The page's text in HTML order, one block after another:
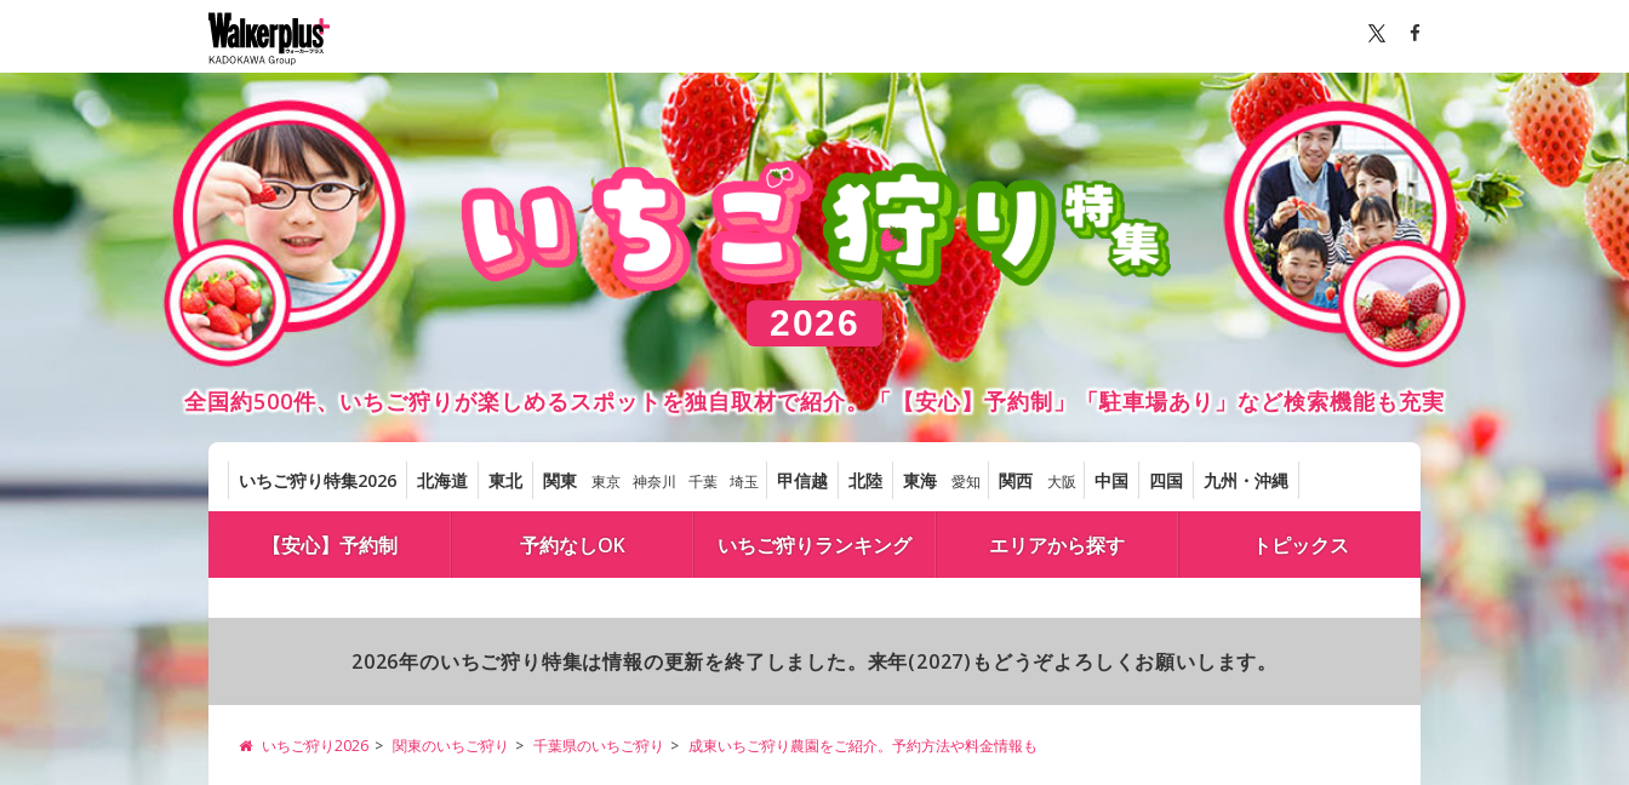
2026
全国約500件、いちご狩りが楽しめるスポットを独自取材で紹介。「【安心】予約制」「駐車場あり」など検索機能も充実
いちご狩り特集2026 北海道 東北 関東 東京 神奈川 千葉 埼玉 甲信越 北陸 東海 愛知 関西 大阪 中国 四国 九州・沖縄
【安心】予約制 予約なしOK いちご狩りランキング エリアから探す トピックス
2026年のいちご狩り特集は情報の更新を終了しました。来年(2027)もどうぞよろしくお願いします。
いちご狩り2026 関東のいちご狩り 千葉県のいちご狩り 成東いちご狩り農園をご紹介。予約方法や料金情報も